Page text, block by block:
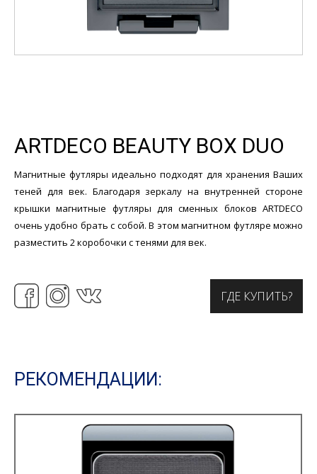
ARTDECO BEAUTY BOX DUO
Магнитные футляры идеально подходят для хранения Ваших
теней для век. Благодаря зеркалу на внутренней стороне
крышки магнитные футляры для сменных блоков ARTDECO
очень удобно брать с собой. В этом магнитном футляре можно
разместить 2 коробочки с тенями для век.
ГДЕ КУПИТЬ?
РЕКОМЕНДАЦИИ: